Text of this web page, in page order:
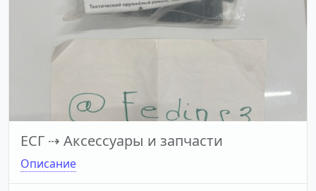
ЕСГ ⇢ Аксессуары и запчасти
Описание